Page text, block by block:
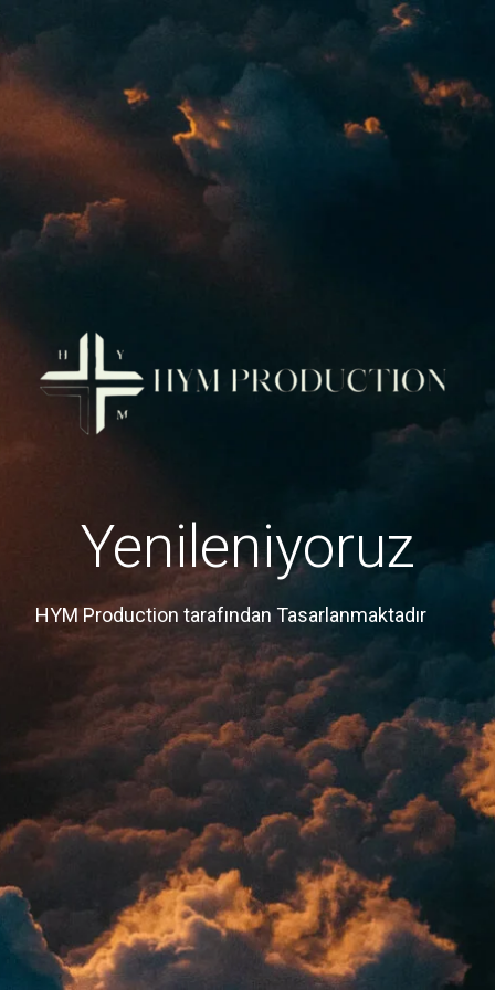
Yenileniyoruz
HYM Production tarafından Tasarlanmaktadır